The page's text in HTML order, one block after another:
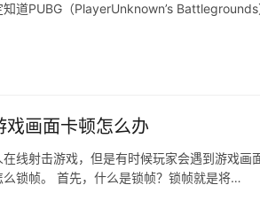
道PUBG（PlayerUnknown’s
画面卡顿怎么办
线射击游戏，但是有时候玩家会遇到游戏
锁帧。 首先，什么是锁帧？锁帧就是将…